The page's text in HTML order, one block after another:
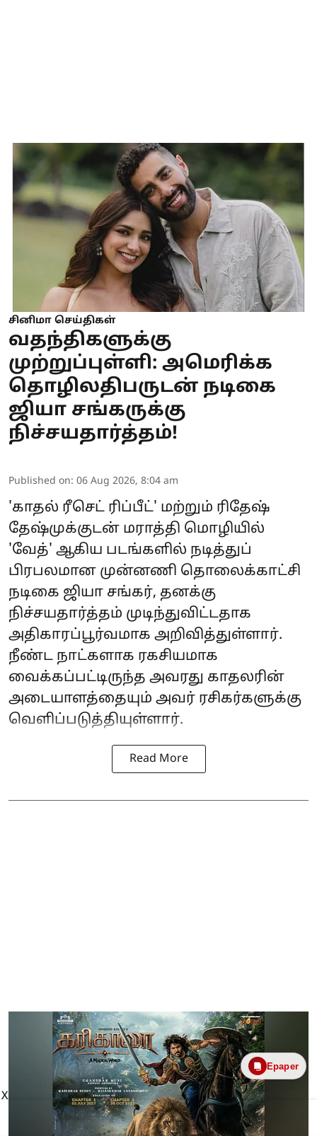
சினிமா செய்திகள்
வதந்திகளுக்கு
முற்றுப்புள்ளி: அமெரிக்க
தொழிலதிபருடன் நடிகை
ஜியா சங்கருக்கு
நிச்சயதார்த்தம்!
Published on: 06 Aug 2026, 8:04 am
'காதல் ரீசெட் ரிப்பீட்' மற்றும் ரிதேஷ்
தேஷ்முக்குடன் மராத்தி மொழியில்
'வேத்' ஆகிய படங்களில் நடித்துப்
பிரபலமான முன்னணி தொலைக்காட்சி
நடிகை ஜியா சங்கர், தனக்கு
நிச்சயதார்த்தம் முடிந்துவிட்டதாக
அதிகாரப்பூர்வமாக அறிவித்துள்ளார்.
நீண்ட நாட்களாக ரகசியமாக
வைக்கப்பட்டிருந்த அவரது காதலரின்
அடையாளத்தையும் அவர் ரசிகர்களுக்கு
வெளிப்படுத்தியுள்ளார்.
Read More
Epaper
X